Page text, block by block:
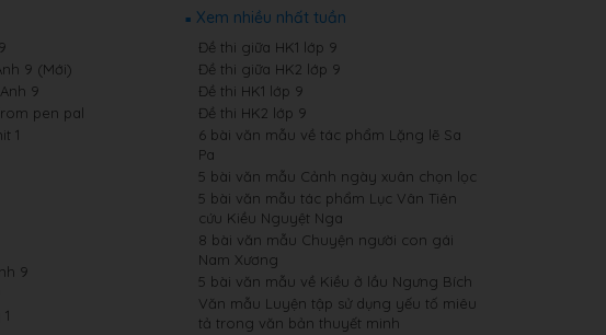
9 (Mới)
9
pen pal
1
9
Xem nhiều nhất tuần
Đề thi giữa HK1 lớp 9
Đề thi giữa HK2 lớp 9
Đề thi HK1 lớp 9
Đề thi HK2 lớp 9
6 bài văn mẫu về tác phẩm Lặng lẽ Sa
Pa
5 bài văn mẫu Cảnh ngày xuân chọn lọc
5 bài văn mẫu tác phẩm Lục Vân Tiên
cứu Kiều Nguyệt Nga
8 bài văn mẫu Chuyện người con gái
Nam Xương
5 bài văn mẫu về Kiều ở lầu Ngưng Bích
Văn mẫu Luyện tập sử dụng yếu tố miêu
tả trong văn bản thuyết minh